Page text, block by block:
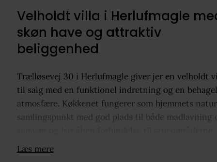
Velholdt villa i Herlufmagle
skøn have og attraktiv
beliggenhed
Trælløsevej 30 i Herlufmagle giver jer en velholdt
til salg med en funktionel indretning og en
atmosfære. Køkkenet fungerer som hjemmets
samlingspunkt med god plads til både madlavning
skaber et fint flow i hverdagen. Fra køkkenet er der
Læs mere